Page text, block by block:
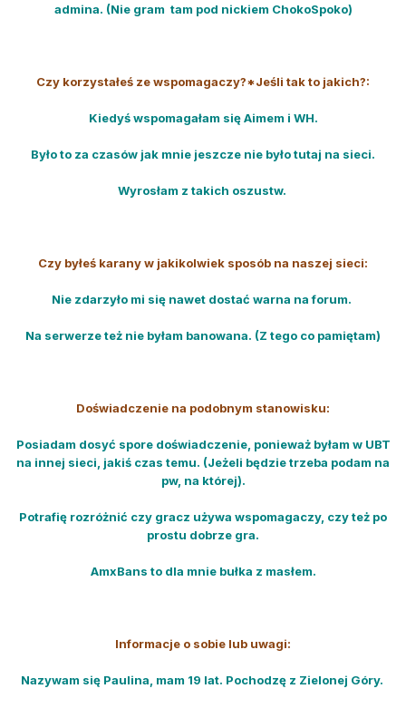
admina. (Nie gram tam pod nickiem ChokoSpoko)
Czy korzystałeś ze wspomagaczy?*Jeśli tak to jakich?:
Kiedyś wspomagałam się Aimem i WH.
Było to za czasów jak mnie jeszcze nie było tutaj na sieci.
Wyrosłam z takich oszustw.
Czy byłeś karany w jakikolwiek sposób na naszej sieci:
Nie zdarzyło mi się nawet dostać warna na forum.
Na serwerze też nie byłam banowana. (Z tego co pamiętam)
Doświadczenie na podobnym stanowisku:
Posiadam dosyć spore doświadczenie, ponieważ byłam w UBT
na innej sieci, jakiś czas temu. (Jeżeli będzie trzeba podam na
pw, na której).
Potrafię rozróżnić czy gracz używa wspomagaczy, czy też po
prostu dobrze gra.
AmxBans to dla mnie bułka z masłem.
Informacje o sobie lub uwagi:
Nazywam się Paulina, mam 19 lat. Pochodzę z Zielonej Góry.